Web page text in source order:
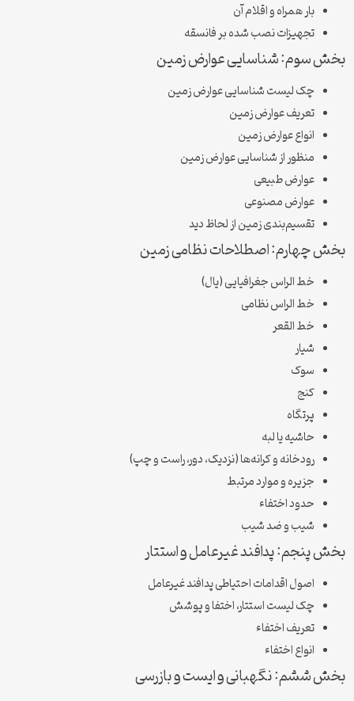
بار همراه و اقلام آن
تجهیزات نصب شده بر فانسقه
سوم: شناسایی عوارض زمین
چک لیست شناسایی عوارض زمین
تعریف عوارض زمین
انواع عوارض زمین
منظور از شناسایی عوارض زمین
عوارض طبیعی
عوارض مصنوعی
تقسیم‌بندی زمین از لحاظ دید
چهارم: اصطلاحات نظامی زمین
خط الراس جغرافیایی (یال)
خط الراس نظامی
خط القعر
شیار
سوک
کنج
پرتگاه
حاشیه یا لبه
رودخانه و کرانه‌ها (نزدیک، دور، راست و چپ)
جزیره و موارد مرتبط
حدود اختفاء
شیب و ضد شیب
پنجم: پدافند غیرعامل و استتار
اصول اقدامات احتیاطی پدافند غیرعامل
چک لیست استتار، اختفا و پوشش
تعریف اختفاء
انواع اختفاء
ششم: نگهبانی و ایست و بازرسی